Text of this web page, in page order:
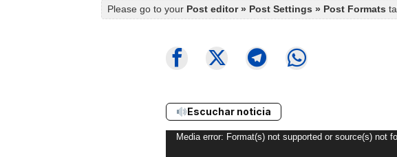
Please go to your Post editor » Post Settings » Post Formats
Escuchar noticia
Reproductor
Media error: Format(s) not supported or source(s) not